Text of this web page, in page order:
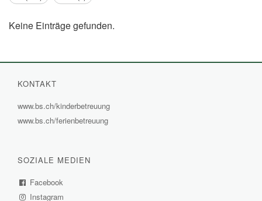
Keine Einträge gefunden.
KONTAKT
www.bs.ch/kinderbetreuung
www.bs.ch/ferienbetreuung
SOZIALE MEDIEN
Facebook
Instagram